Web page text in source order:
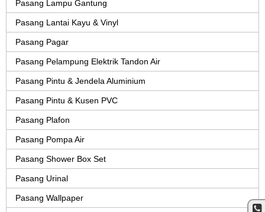
Pasang Lampu Gantung
Pasang Lantai Kayu & Vinyl
Pasang Pagar
Pasang Pelampung Elektrik Tandon Air
Pasang Pintu & Jendela Aluminium
Pasang Pintu & Kusen PVC
Pasang Plafon
Pasang Pompa Air
Pasang Shower Box Set
Pasang Urinal
Pasang Wallpaper